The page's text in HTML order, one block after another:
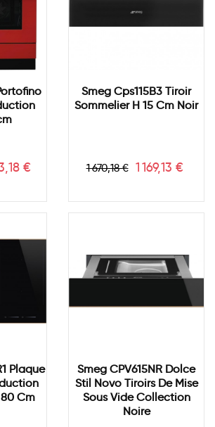
€
Smeg Cps115B3 Tiroir
Sommelier H 15 Cm Noir
Prix
1 670,18 € Prix
1 169,13 €
Plaque
Cm
Smeg CPV615NR Dolce
Stil Novo Tiroirs De Mise
Sous Vide Collection
Noire